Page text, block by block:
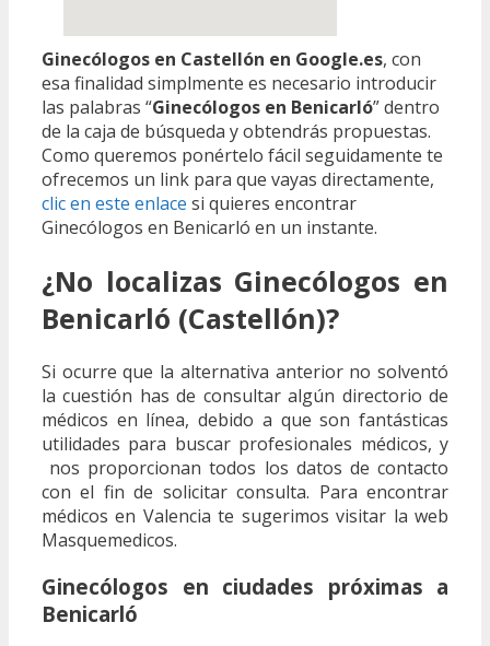
Ginecólogos en Castellón en Google.es, con
esa finalidad simplmente es necesario introducir
las palabras “Ginecólogos en Benicarló” dentro
de la caja de búsqueda y obtendrás propuestas.
Como queremos ponértelo fácil seguidamente te
ofrecemos un link para que vayas directamente,
clic en este enlace si quieres encontrar
Ginecólogos en Benicarló en un instante.
¿No localizas Ginecólogos en
Benicarló (Castellón)?
Si ocurre que la alternativa anterior no solventó
la cuestión has de consultar algún directorio de
médicos en línea, debido a que son fantásticas
utilidades para buscar profesionales médicos, y
nos proporcionan todos los datos de contacto
con el fin de solicitar consulta. Para encontrar
médicos en Valencia te sugerimos visitar la web
Masquemedicos.
Ginecólogos en ciudades próximas a
Benicarló